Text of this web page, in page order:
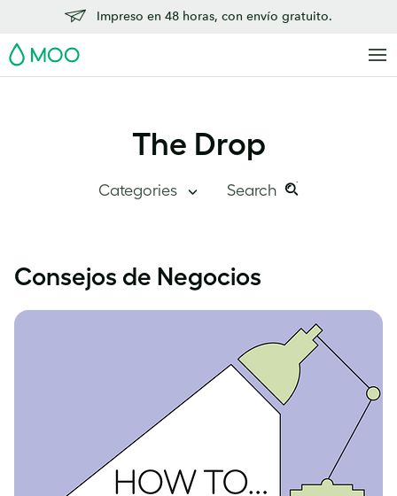
Impreso en 48 horas, con envío gratuito.
MOO
The Drop
Categories Search
The Drop
Historias de éxito
Inspiración
this
site:
Search
Consejos de Negocios